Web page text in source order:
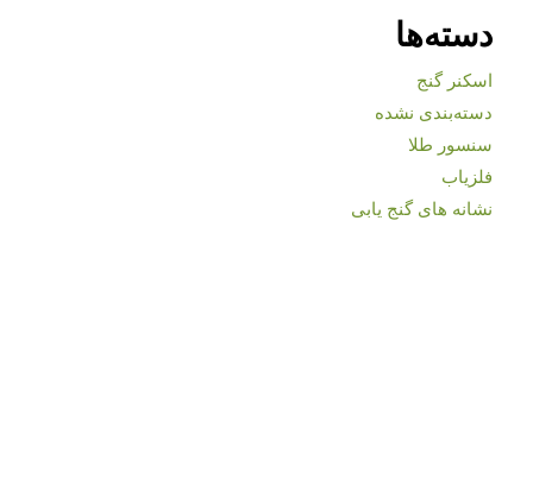
دسته‌ها
اسکنر گنج
دسته‌بندی نشده
سنسور طلا
فلزیاب
نشانه های گنج یابی